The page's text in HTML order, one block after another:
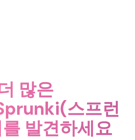
많은
스프런
발견하세요